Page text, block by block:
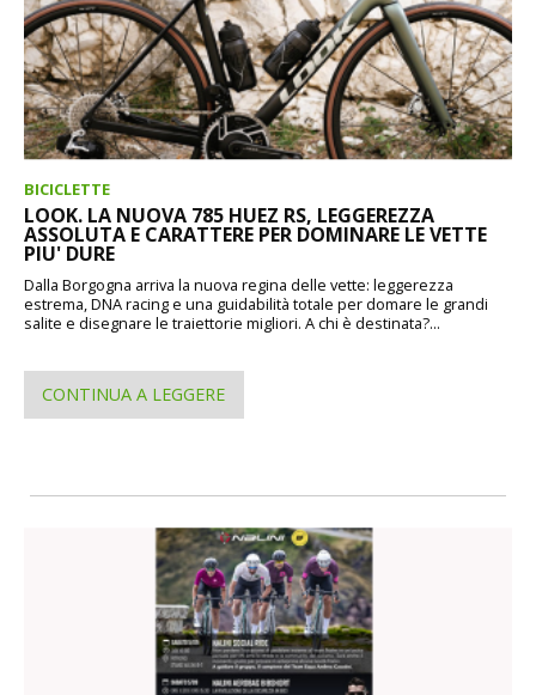
BICICLETTE
LOOK. LA NUOVA 785 HUEZ RS, LEGGEREZZA
ASSOLUTA E CARATTERE PER DOMINARE LE VETTE
PIU' DURE
Dalla Borgogna arriva la nuova regina delle vette: leggerezza
estrema, DNA racing e una guidabilità totale per domare le grandi
salite e disegnare le traiettorie migliori. A chi è destinata?...
CONTINUA A LEGGERE